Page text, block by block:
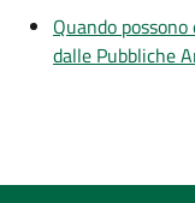
Quando
dalle Pubbliche